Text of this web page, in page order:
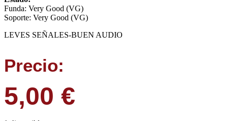
Funda: Very Good (VG)
Soporte: Very Good (VG)
LEVES SEÑALES-BUEN AUDIO
Precio:
5,00 €